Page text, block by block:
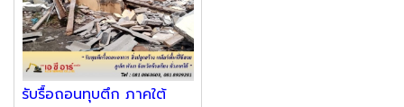
รับรื้อถอนทุบตึก ภาคใต้